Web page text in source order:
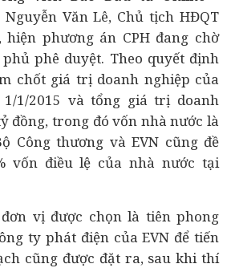
Nguyễn Văn Lê, Chủ tịch HĐQT
hiện phương án CPH đang chờ
phê duyệt. Theo quyết định
chốt giá trị doanh nghiệp của
1/1/2015 và tổng giá trị doanh
đồng, trong đó vốn nhà nước là
Công thương và EVN cũng đề
vốn điều lệ của nhà nước tại
vị được chọn là tiên phong
ty phát điện của EVN để tiến
cũng được đặt ra, sau khi thí